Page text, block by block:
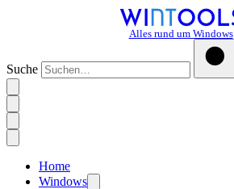
Alles rund um Windows
Suche
Home
Windows